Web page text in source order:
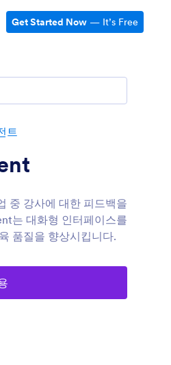
Get Started Now — It’s Free
트
중 강사에 대한 피드백을
는 대화형 인터페이스를
품질을 향상시킵니다.